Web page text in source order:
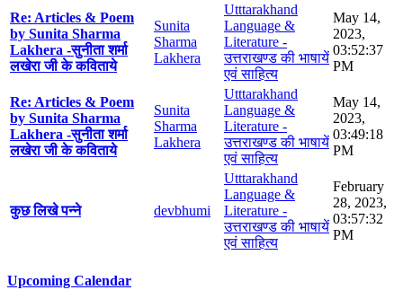
Re: Articles & Poem
by Sunita Sharma
Lakhera -सुनीता शर्मा
लखेरा जी के कविताये
Sunita
Sharma
Lakhera
Utttarakhand
Language &
Literature -
उत्तराखण्ड की भाषायें
एवं साहित्य
May 14,
2023,
03:52:37
PM
Re: Articles & Poem
by Sunita Sharma
Lakhera -सुनीता शर्मा
लखेरा जी के कविताये
Sunita
Sharma
Lakhera
Utttarakhand
Language &
Literature -
उत्तराखण्ड की भाषायें
एवं साहित्य
May 14,
2023,
03:49:18
PM
कुछ लिखे पन्ने devbhumi
Utttarakhand
Language &
Literature -
उत्तराखण्ड की भाषायें
एवं साहित्य
February
28, 2023,
03:57:32
PM
Upcoming Calendar